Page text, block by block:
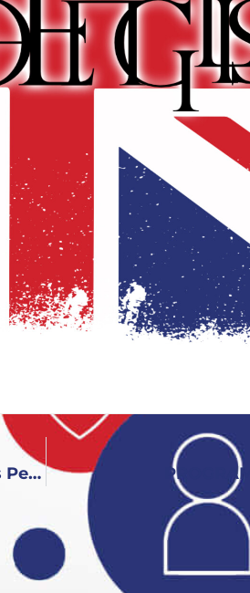
PROGRAMA 187 KEY TO ENGLISH: Cómo se Llaman las Pelis 2